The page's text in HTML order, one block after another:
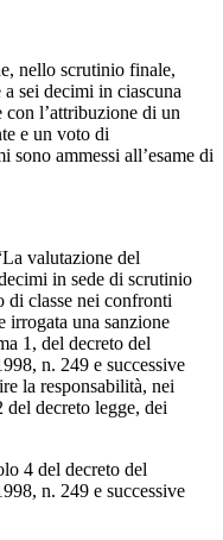
nello scrutinio finale,
sei decimi in ciascuna
l’attribuzione di un
e un voto di
sono ammessi all’esame di
valutazione del
in sede di scrutinio
di classe nei confronti
irrogata una sanzione
1, del decreto del
n. 249 e successive
la responsabilità, nei
decreto legge, dei
4 del decreto del
n. 249 e successive